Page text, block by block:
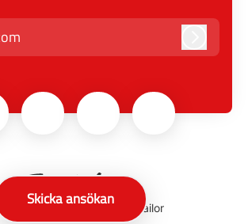
Skicka ansökan
Logga in
från Teamtailor